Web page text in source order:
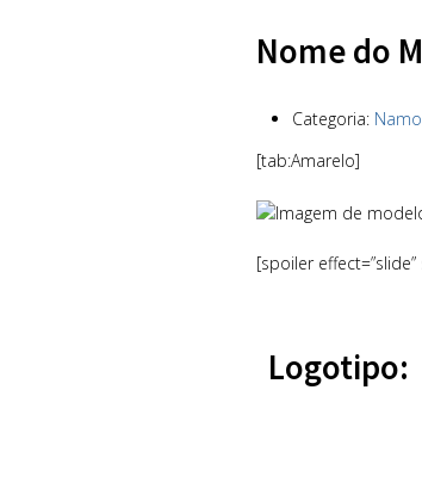
Nome do
Categoria:
[tab:Amarelo]
[spoiler
Logotipo: